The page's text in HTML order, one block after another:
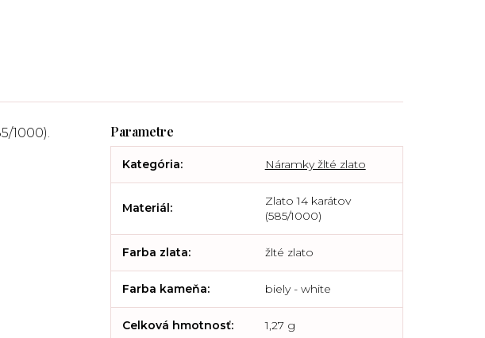
1000).
Kategória: Náramky žlté zlato
Materiál:
Zlato 14 karátov
(585/1000)
Farba zlata: žlté zlato
Farba kameňa: biely - white
Celková hmotnosť: 1,27 g